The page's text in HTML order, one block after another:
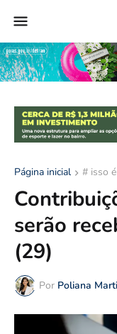
Página inicial # isso
serão
(29)
Por Poliana